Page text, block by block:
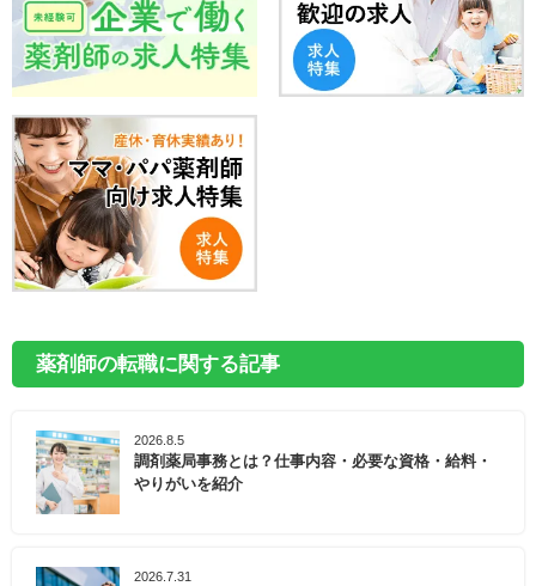
薬剤師の転職に関する記事
2026.8.5
調剤薬局事務とは？仕事内容・必要な資格・給料・
やりがいを紹介
2026.7.31